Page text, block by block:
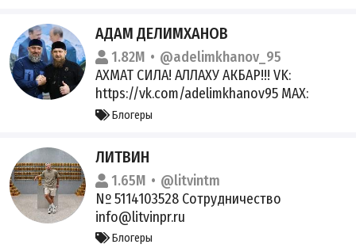
https://twitter.com/rkadyrov № 5002151765
АДАМ ДЕЛИМХАНОВ
1.82M
@adelimkhanov_95
АХМАТ СИЛА! АЛЛАХУ АКБАР!!! VK:
https://vk.com/adelimkhanov95 MAX:
https://max.ru/adelimkhanov_95 №
Блогеры
ЛИТВИН
1.65M
@litvintm
Nº 5114103528 Сотрудничество
info@litvinpr.ru
Блогеры